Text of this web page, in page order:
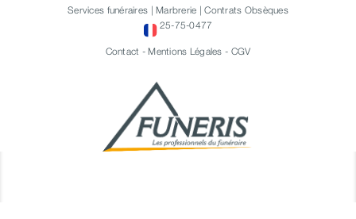
Services funéraires | Marbrerie | Contrats Obsèques
25-75-0477
Contact -Mentions Légales - CGV